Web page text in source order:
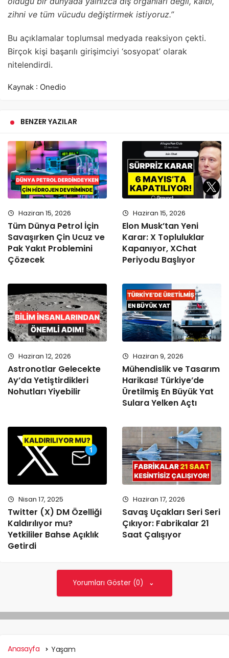
zihni ve tüm vücudu değiştirmek istiyoruz.”
Bu açıklamalar toplumsal medyada reaksiyon çekti.
Birçok kişi başarılı girişimciyi ‘sosyopat’ olarak
nitelendirdi.
Kaynak : Onedio
BENZER YAZILAR
Haziran 15, 2026
Tüm Dünya Petrol İçin
Savaşırken Çin Ucuz ve
Pak Yakıt Problemini
Çözecek
Haziran 15, 2026
Elon Musk’tan Yeni
Karar: X Topluluklar
Kapanıyor, XChat
Periyodu Başlıyor
Haziran 12, 2026
Astronotlar Gelecekte
Ay’da Yetiştirdikleri
Nohutları Yiyebilir
Haziran 9, 2026
Mühendislik ve Tasarım
Harikası! Türkiye’de
Üretilmiş En Büyük Yat
Sulara Yelken Açtı
Nisan 17, 2025
Twitter (X) DM Özelliği
Kaldırılıyor mu?
Yetkililer Bahse Açıklık
Getirdi
Haziran 17, 2026
Savaş Uçakları Seri Seri
Çıkıyor: Fabrikalar 21
Saat Çalışıyor
Yorumları Göster (0)
Anasayfa Yaşam